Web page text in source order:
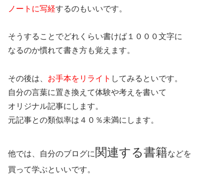
ノートに写経するのもいいです。
そうすることでどれくらい書けば１０００文字に
なるのか慣れて書き方も覚えます。
その後は、 お手本をリライト してみるといです。
自分の言葉に置き換えて体験や考えを書いて
オリジナル記事にします。
元記事との類似率は４０％未満にします。
他では、自分のブログに 関連する書籍などを
買って学ぶといいです。